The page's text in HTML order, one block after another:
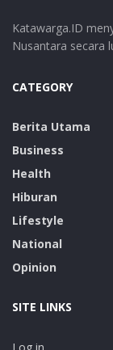
Katawarga.ID
Nusantara secara
CATEGORY
Berita Utama
Business
Health
Hiburan
Lifestyle
National
Opinion
SITE LINKS